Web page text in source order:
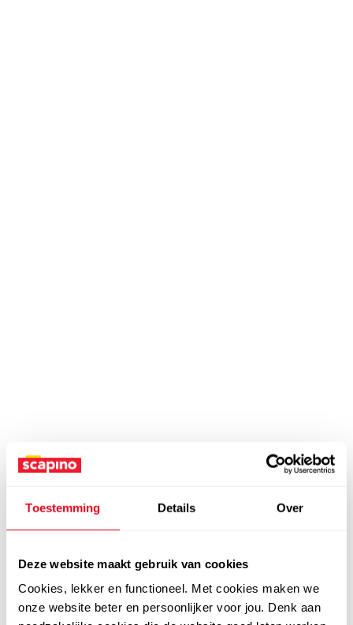
Toestemming Details Over
Deze website maakt gebruik van cookies
Cookies, lekker en functioneel. Met cookies maken we
onze website beter en persoonlijker voor jou. Denk aan